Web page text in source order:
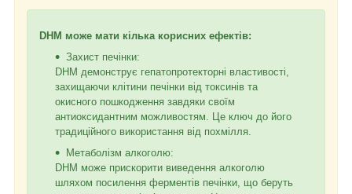
DHM може мати кілька корисних ефектів:
Захист печінки:
DHM демонструє гепатопротекторні властивості,
захищаючи клітини печінки від токсинів та
окисного пошкодження завдяки своїм
антиоксидантним можливостям. Це ключ до його
традиційного використання від похмілля.
Метаболізм алкоголю:
DHM може прискорити виведення алкоголю
шляхом посилення ферментів печінки, що беруть